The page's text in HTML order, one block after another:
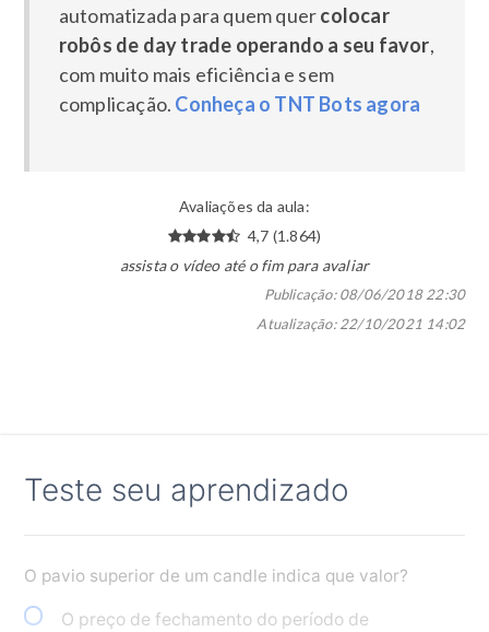
automatizada para quem quercolocar
robôs de day trade operando a seu favor,
com muito mais eficiência e sem
complicação. Conheça o TNT Bots agora
Avaliações da aula:
4,7 (1.864)
assista o vídeo até o fim para avaliar
Publicação:08/06/2018 22:30
Atualização:22/10/2021 14:02
Teste seu aprendizado
O pavio superior de um candle indica que valor?